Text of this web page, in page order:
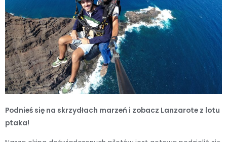
Podnieś się na skrzydłach marzeń i zobacz Lanzarote z lotu
ptaka!